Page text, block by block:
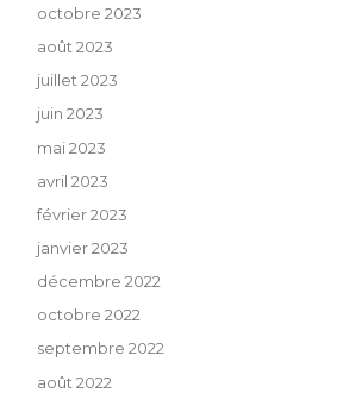
octobre 2023
août 2023
juillet 2023
juin 2023
mai 2023
avril 2023
février 2023
janvier 2023
décembre 2022
octobre 2022
septembre 2022
août 2022